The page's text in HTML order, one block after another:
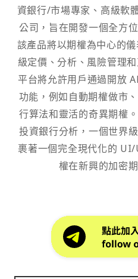
資銀行/市場專家、高級軟
公司，旨在開發一個全方
該產品將以期權為中心的
級定價、分析、風險管理
平台將允許用戶通過開放
功能，例如自動期權做市
行算法和靈活的奇異期權
投資銀行分析，一個世界
裹著一個完全現代化的
權在新興的加密